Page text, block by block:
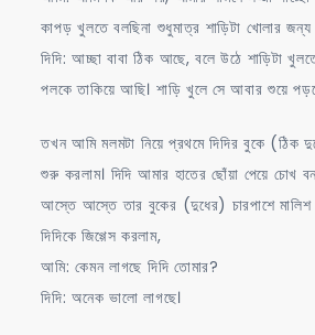
কাপড় খুলতে বলছিনা শুধুমাত্র শাড়িটা খোলার জন্য
দিদি: আচ্ছা বাবা ঠিক আছে, বলে উঠে শাড়িটা
পলকে তাকিয়ে আছি। শাড়ি খুলে সে আবার শুয়ে
তখন আমি মলমটা নিয়ে প্রথমে দিদির বুকে (ঠিক
শুরু করলাম। দিদি আমার হাতের ছোঁয়া পেয়ে চোখ
আস্তে আস্তে তার বুকের (দুধের) চারপাশে
দিদিকে জিগ্গেস করলাম,
আমি: কেমন লাগছে দিদি তোমার?
দিদি: অনেক ভালো লাগছে।